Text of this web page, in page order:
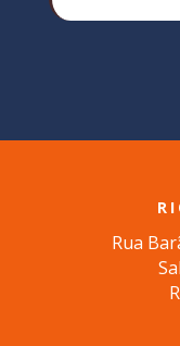
Rua